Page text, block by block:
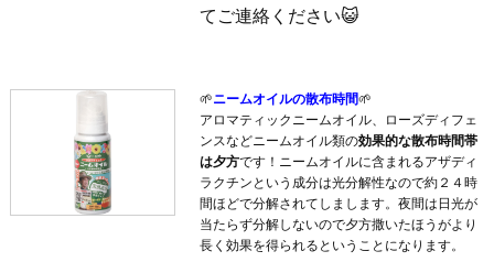
てご連絡ください😺
🌱ニームオイルの散布時間🌱
アロマティックニームオイル、ローズディフェ
ンスなどニームオイル類の効果的な散布時間帯
は夕方です！ニームオイルに含まれるアザディ
ラクチンという成分は光分解性なので約２４時
間ほどで分解されてしまします。夜間は日光が
当たらず分解しないので夕方撒いたほうがより
長く効果を得られるということになります。